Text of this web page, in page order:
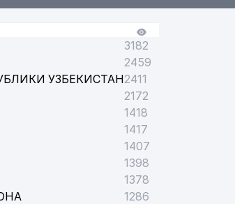
3182
2459
УЗБЕКИСТАН2411
2172
1418
1417
1407
1398
1378
1286